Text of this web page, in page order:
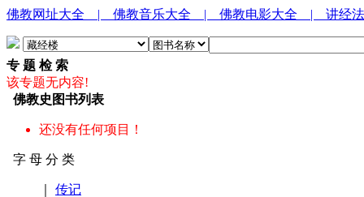
佛教网址大全 | 佛教音乐大全 | 佛教电影大全 | 讲经
专 题 检 索
该专题无内容!
佛教史图书列表
还没有任何项目！
字 母 分 类
传记